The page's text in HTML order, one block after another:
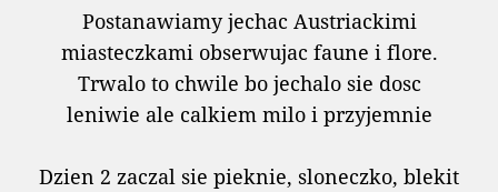
Postanawiamy jechac Austriackimi
miasteczkami obserwujac faune i flore.
Trwalo to chwile bo jechalo sie dosc
leniwie ale calkiem milo i przyjemnie
Dzien 2 zaczal sie pieknie, sloneczko, blekit